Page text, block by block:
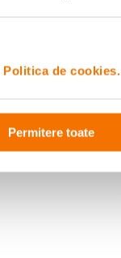
Politica de cookies.
Permitere toate